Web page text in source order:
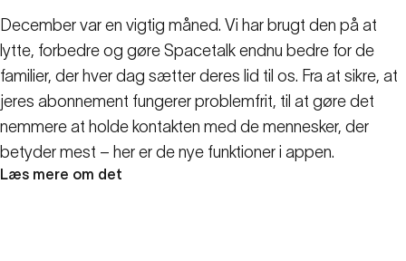
December var en vigtig måned. Vi har brugt den på at
lytte, forbedre og gøre Spacetalk endnu bedre for de
familier, der hver dag sætter deres lid til os. Fra at sikre, at
jeres abonnement fungerer problemfrit, til at gøre det
nemmere at holde kontakten med de mennesker, der
betyder mest – her er de nye funktioner i appen.
Læs mere om det